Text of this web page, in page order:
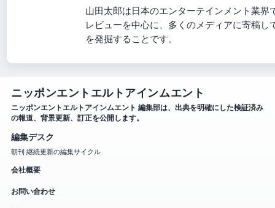
山田太郎は日本のエンターテインメント業
レビューを中心に、多くのメディアに寄稿
を発掘することです。
ニッポンエントエルトアインムエント
ニッポンエントエルトアインムエント 編集部は、出典を明確にした検証済み
の報道、背景更新、訂正を公開します。
編集デスク
朝刊 継続更新の編集サイクル
会社概要
お問い合わせ